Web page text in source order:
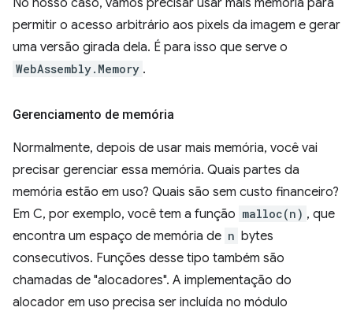
No nosso caso, vamos precisar usar mais memória para
permitir o acesso arbitrário aos pixels da imagem e gerar
uma versão girada dela. É para isso que serve o
WebAssembly.Memory .
Gerenciamento de memória
Normalmente, depois de usar mais memória, você vai
precisar gerenciar essa memória. Quais partes da
memória estão em uso? Quais são sem custo financeiro?
Em C, por exemplo, você tem a função malloc(n) , que
encontra um espaço de memória de n bytes
consecutivos. Funções desse tipo também são
chamadas de "alocadores". A implementação do
alocador em uso precisa ser incluída no módulo